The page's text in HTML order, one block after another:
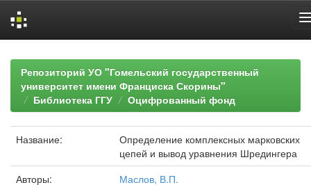
navigationРепозиторий УО "Гомельский государственный
университет имени Франциска Скорины"
Библиотека ГГУ
Оцифрованный фонд
Название:
Определение комплексных марковских
цепей и вывод уравнения Шредингера
Авторы:
Маслов, В.П.